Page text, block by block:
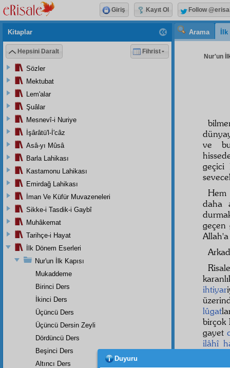
Arama
Nur'un
ve
Hem
daha
ihtiyar
lûgat
birçok
gayet
ilâhî
Kitaplar
Hepsini Daralt Fihrist
Sözler
Mektubat
Lem'alar
Şuâlar
Mesnevî-i Nuriye
İşârâtü'l-İ'câz
Asâ-yı Mûsâ
Barla Lahikası
Kastamonu Lahikası
Emirdağ Lahikası
İman Ve Küfür Muvazeneleri
Sikke-i Tasdik-i Gaybî
Muhâkemat
Tarihçe-i Hayat
İlk Dönem Eserleri
Nur'un İlk Kapısı
Mukaddeme
Birinci Ders
İkinci Ders
Üçüncü Ders
Üçüncü Dersin Zeyli
Dördüncü Ders
Beşinci Ders
Altıncı Ders
Giriş Kayıt Ol Follow
Duyuru